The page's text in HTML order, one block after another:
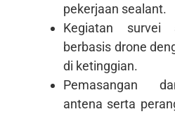
pekerjaan sealant.
Kegiatan survei
berbasis drone
di ketinggian.
Pemasangan
antena serta